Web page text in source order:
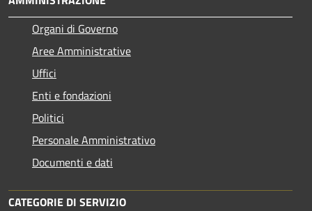
Organi di Governo
Aree Amministrative
Uffici
Enti e fondazioni
Politici
Personale Amministrativo
Documenti e dati
CATEGORIE DI SERVIZIO